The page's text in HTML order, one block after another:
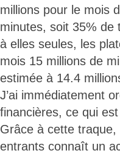
millions pour le mois
minutes, soit 35% de
à elles seules, les
mois 15 millions de
estimée à 14.4
J’ai immédiatement
financières, ce qui
Grâce à cette traque,
entrants connaît un